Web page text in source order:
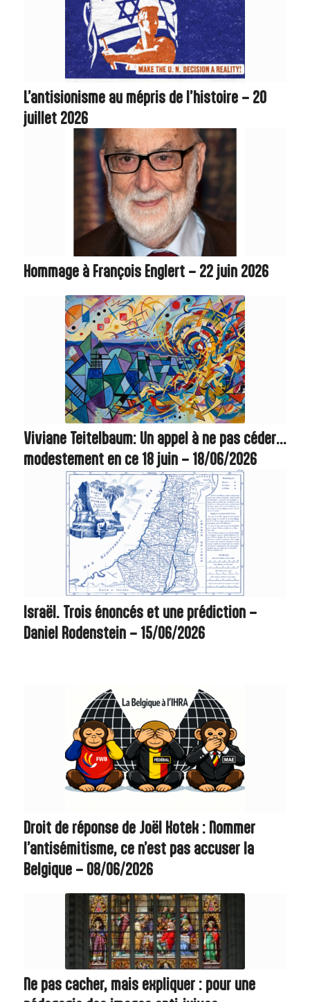
L’antisionisme au mépris de l’histoire – 20
juillet 2026
Hommage à François Englert – 22 juin 2026
Viviane Teitelbaum: Un appel à ne pas céder…
modestement en ce 18 juin – 18/06/2026
Israël. Trois énoncés et une prédiction –
Daniel Rodenstein – 15/06/2026
Droit de réponse de Joël Kotek : Nommer
l’antisémitisme, ce n’est pas accuser la
Belgique – 08/06/2026
Ne pas cacher, mais expliquer : pour une